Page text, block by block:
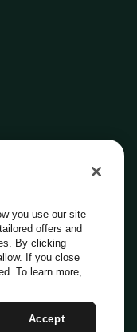
you use our site
offers and
By clicking
If you close
To learn more,
Accept